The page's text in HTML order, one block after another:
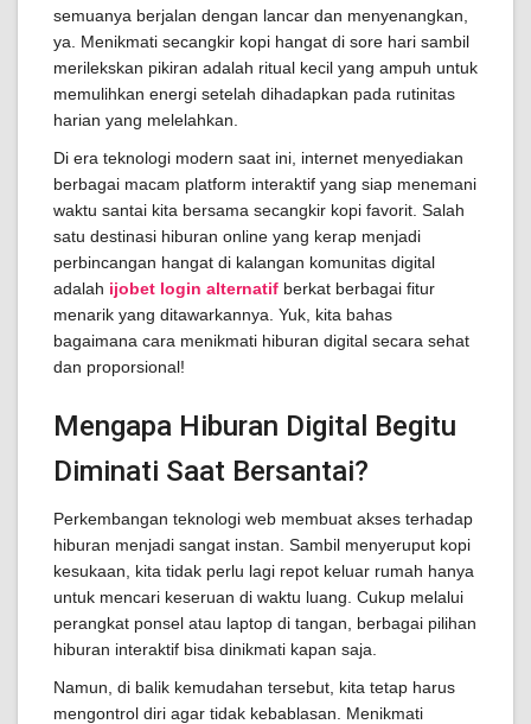
semuanya berjalan dengan lancar dan menyenangkan,
ya. Menikmati secangkir kopi hangat di sore hari sambil
merilekskan pikiran adalah ritual kecil yang ampuh untuk
memulihkan energi setelah dihadapkan pada rutinitas
harian yang melelahkan.
Di era teknologi modern saat ini, internet menyediakan
berbagai macam platform interaktif yang siap menemani
waktu santai kita bersama secangkir kopi favorit. Salah
satu destinasi hiburan online yang kerap menjadi
perbincangan hangat di kalangan komunitas digital
adalah ijobet login alternatif berkat berbagai fitur
menarik yang ditawarkannya. Yuk, kita bahas
bagaimana cara menikmati hiburan digital secara sehat
dan proporsional!
Mengapa Hiburan Digital Begitu
Diminati Saat Bersantai?
Perkembangan teknologi web membuat akses terhadap
hiburan menjadi sangat instan. Sambil menyeruput kopi
kesukaan, kita tidak perlu lagi repot keluar rumah hanya
untuk mencari keseruan di waktu luang. Cukup melalui
perangkat ponsel atau laptop di tangan, berbagai pilihan
hiburan interaktif bisa dinikmati kapan saja.
Namun, di balik kemudahan tersebut, kita tetap harus
mengontrol diri agar tidak kebablasan. Menikmati